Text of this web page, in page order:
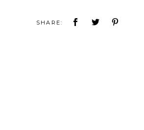
SHARE: